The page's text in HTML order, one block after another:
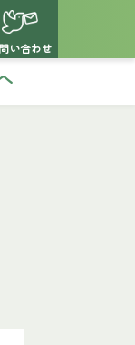
い合わせ